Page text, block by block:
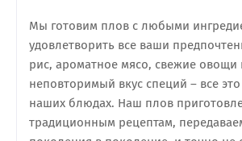
Мы готовим плов с любыми
удовлетворить все ваши
рис, ароматное мясо, свежие овощи
неповторимый вкус специй – все
наших блюдах. Наш плов
традиционным рецептам,